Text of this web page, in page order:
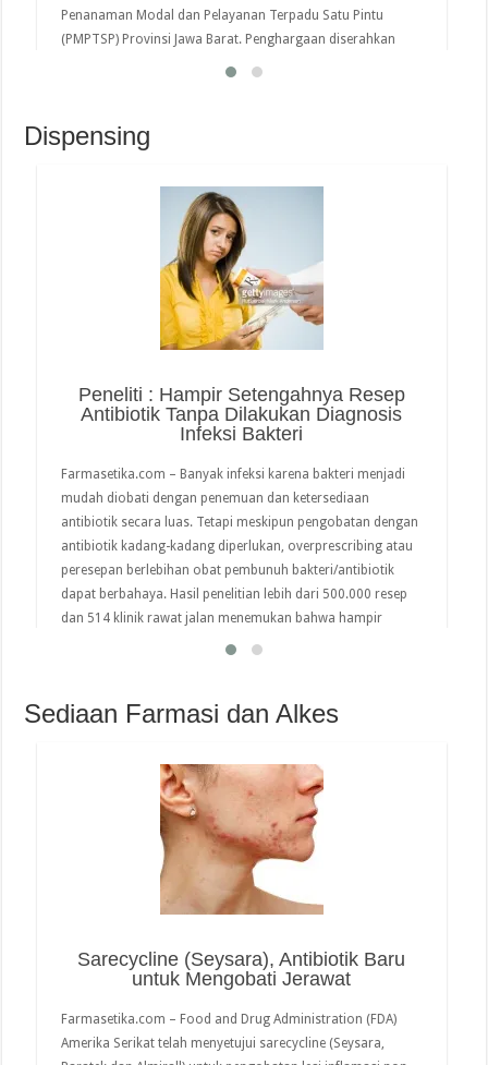
Penanaman Modal dan Pelayanan Terpadu Satu Pintu
(PMPTSP) Provinsi Jawa Barat. Penghargaan diserahkan
Dispensing
Peneliti : Hampir Setengahnya Resep
Antibiotik Tanpa Dilakukan Diagnosis
Infeksi Bakteri
Farmasetika.com – Banyak infeksi karena bakteri menjadi
mudah diobati dengan penemuan dan ketersediaan
antibiotik secara luas. Tetapi meskipun pengobatan dengan
antibiotik kadang-kadang diperlukan, overprescribing atau
peresepan berlebihan obat pembunuh bakteri/antibiotik
dapat berbahaya. Hasil penelitian lebih dari 500.000 resep
dan 514 klinik rawat jalan menemukan bahwa hampir
setengah dari semua antibiotik yang diresepkan diberikan
read more
Sediaan Farmasi dan Alkes
Sarecycline (Seysara), Antibiotik Baru
untuk Mengobati Jerawat
Farmasetika.com – Food and Drug Administration (FDA)
Amerika Serikat telah menyetujui sarecycline (Seysara,